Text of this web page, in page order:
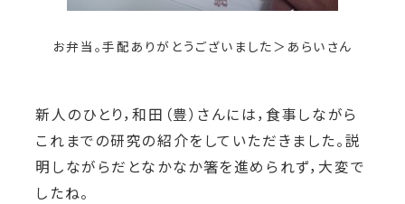
お弁当。手配ありがとうございました＞あらいさん
新人のひとり，和田（豊）さんには，食事しながら
これまでの研究の紹介をしていただきました。説
明しながらだとなかなか箸を進められず，大変で
したね。